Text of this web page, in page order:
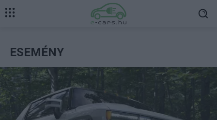
ESEMÉNY